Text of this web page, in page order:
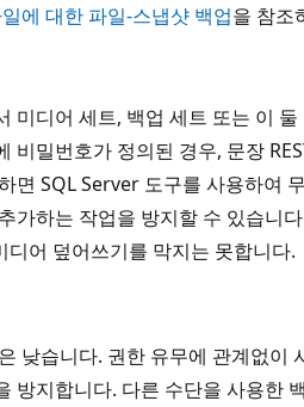
에 대한 파일-스냅샷 백업을 참조
미디어 세트, 백업 세트 또는 이
비밀번호가 정의된 경우, 문장
면 SQL Server 도구를 사용하여
가하는 작업을 방지할 수 있습니
디어 덮어쓰기를 막지는 못합니다.
낮습니다. 권한 유무에 관계없이
방지합니다. 다른 수단을 사용한